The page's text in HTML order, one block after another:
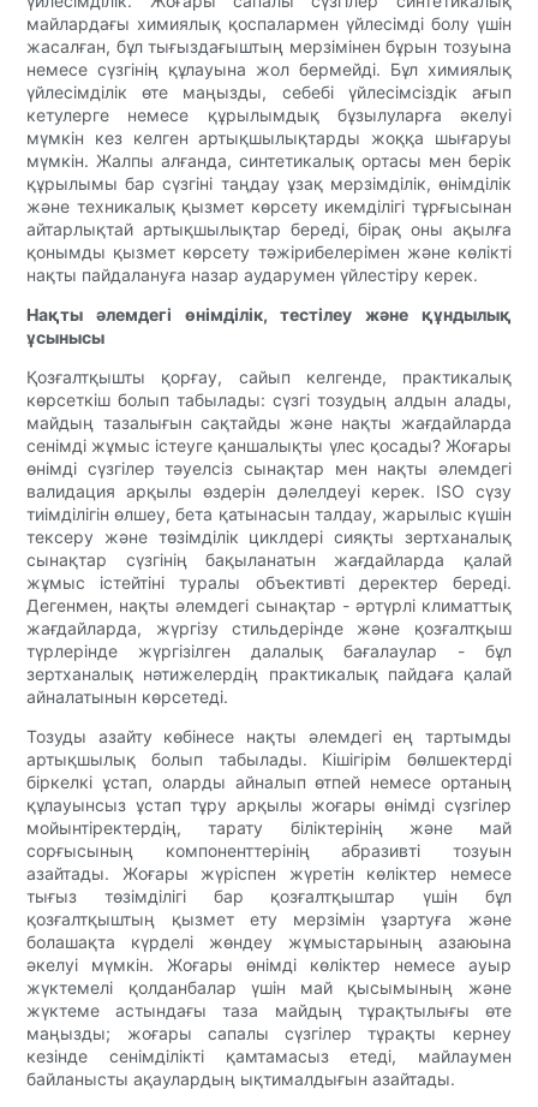
майлардағы химиялық қоспалармен үйлесімді болу үшін
жасалған, бұл тығыздағыштың мерзімінен бұрын тозуына
немесе сүзгінің құлауына жол бермейді. Бұл химиялық
үйлесімділік өте маңызды, себебі үйлесімсіздік ағып
кетулерге немесе құрылымдық бұзылуларға әкелуі
мүмкін кез келген артықшылықтарды жоққа шығаруы
мүмкін. Жалпы алғанда, синтетикалық ортасы мен берік
құрылымы бар сүзгіні таңдау ұзақ мерзімділік, өнімділік
және техникалық қызмет көрсету икемділігі тұрғысынан
айтарлықтай артықшылықтар береді, бірақ оны ақылға
қонымды қызмет көрсету тәжірибелерімен және көлікті
нақты пайдалануға назар аударумен үйлестіру керек.
Нақты әлемдегі өнімділік, тестілеу және құндылық
ұсынысы
Қозғалтқышты қорғау, сайып келгенде, практикалық
көрсеткіш болып табылады: сүзгі тозудың алдын алады,
майдың тазалығын сақтайды және нақты жағдайларда
сенімді жұмыс істеуге қаншалықты үлес қосады? Жоғары
өнімді сүзгілер тәуелсіз сынақтар мен нақты әлемдегі
валидация арқылы өздерін дәлелдеуі керек. ISO сүзу
тиімділігін өлшеу, бета қатынасын талдау, жарылыс күшін
тексеру және төзімділік циклдері сияқты зертханалық
сынақтар сүзгінің бақыланатын жағдайларда қалай
жұмыс істейтіні туралы объективті деректер береді.
Дегенмен, нақты әлемдегі сынақтар - әртүрлі климаттық
жағдайларда, жүргізу стильдерінде және қозғалтқыш
түрлерінде жүргізілген далалық бағалаулар - бұл
зертханалық нәтижелердің практикалық пайдаға қалай
айналатынын көрсетеді.
Тозуды азайту көбінесе нақты әлемдегі ең тартымды
артықшылық болып табылады. Кішігірім бөлшектерді
біркелкі ұстап, оларды айналып өтпей немесе ортаның
құлауынсыз ұстап тұру арқылы жоғары өнімді сүзгілер
мойынтіректердің, тарату біліктерінің және май
сорғысының компоненттерінің абразивті тозуын
азайтады. Жоғары жүріспен жүретін көліктер немесе
тығыз төзімділігі бар қозғалтқыштар үшін бұл
қозғалтқыштың қызмет ету мерзімін ұзартуға және
болашақта күрделі жөндеу жұмыстарының азаюына
әкелуі мүмкін. Жоғары өнімді көліктер немесе ауыр
жүктемелі қолданбалар үшін май қысымының және
жүктеме астындағы таза майдың тұрақтылығы өте
маңызды; жоғары сапалы сүзгілер тұрақты кернеу
кезінде сенімділікті қамтамасыз етеді, майлаумен
байланысты ақаулардың ықтималдығын азайтады.